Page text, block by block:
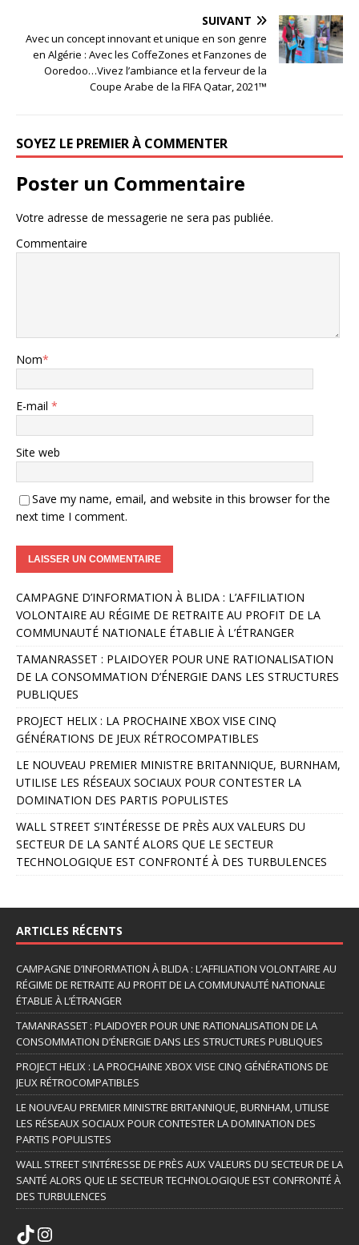
SUIVANT
Avec un concept innovant et unique en son genre
en Algérie : Avec les CoffeZones et Fanzones de
Ooredoo…Vivez l’ambiance et la ferveur de la
Coupe Arabe de la FIFA Qatar, 2021™
SOYEZ LE PREMIER À COMMENTER
Poster un Commentaire
Votre adresse de messagerie ne sera pas publiée.
Commentaire
Nom*
E-mail *
Site web
Save my name, email, and website in this browser for the
next time I comment.
l
t
e
r
n
a
t
i
v
e
:
CAMPAGNE D’INFORMATION À BLIDA : L’AFFILIATION
VOLONTAIRE AU RÉGIME DE RETRAITE AU PROFIT DE LA
COMMUNAUTÉ NATIONALE ÉTABLIE À L’ÉTRANGER
TAMANRASSET : PLAIDOYER POUR UNE RATIONALISATION
DE LA CONSOMMATION D’ÉNERGIE DANS LES STRUCTURES
PUBLIQUES
PROJECT HELIX : LA PROCHAINE XBOX VISE CINQ
GÉNÉRATIONS DE JEUX RÉTROCOMPATIBLES
LE NOUVEAU PREMIER MINISTRE BRITANNIQUE, BURNHAM,
UTILISE LES RÉSEAUX SOCIAUX POUR CONTESTER LA
DOMINATION DES PARTIS POPULISTES
WALL STREET S’INTÉRESSE DE PRÈS AUX VALEURS DU
SECTEUR DE LA SANTÉ ALORS QUE LE SECTEUR
TECHNOLOGIQUE EST CONFRONTÉ À DES TURBULENCES
ARTICLES RÉCENTS
CAMPAGNE D’INFORMATION À BLIDA : L’AFFILIATION VOLONTAIRE AU
RÉGIME DE RETRAITE AU PROFIT DE LA COMMUNAUTÉ NATIONALE
ÉTABLIE À L’ÉTRANGER
TAMANRASSET : PLAIDOYER POUR UNE RATIONALISATION DE LA
CONSOMMATION D’ÉNERGIE DANS LES STRUCTURES PUBLIQUES
PROJECT HELIX : LA PROCHAINE XBOX VISE CINQ GÉNÉRATIONS DE
JEUX RÉTROCOMPATIBLES
LE NOUVEAU PREMIER MINISTRE BRITANNIQUE, BURNHAM, UTILISE
LES RÉSEAUX SOCIAUX POUR CONTESTER LA DOMINATION DES
PARTIS POPULISTES
WALL STREET S’INTÉRESSE DE PRÈS AUX VALEURS DU SECTEUR DE LA
SANTÉ ALORS QUE LE SECTEUR TECHNOLOGIQUE EST CONFRONTÉ À
DES TURBULENCES